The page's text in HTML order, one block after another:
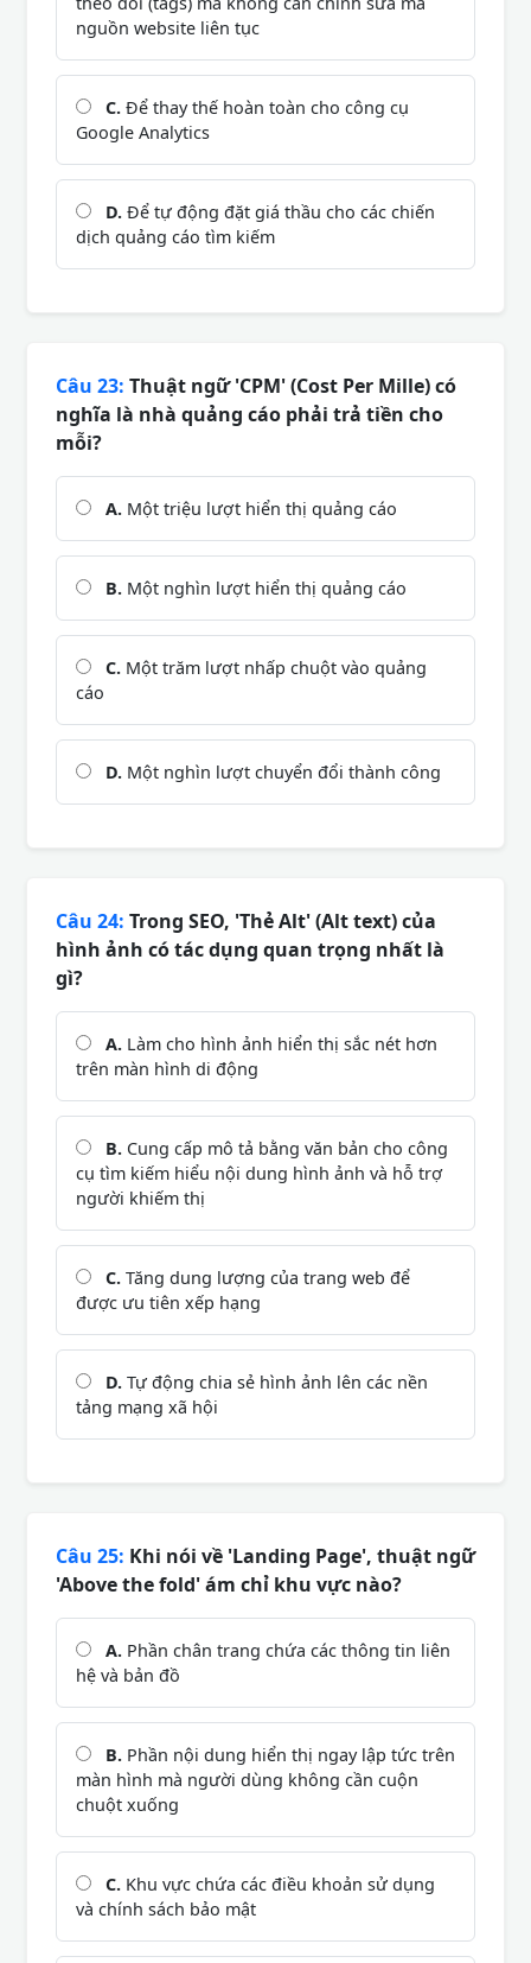
nguồn website liên tục
C. Để thay thế hoàn toàn cho công cụ
Google Analytics
D. Để tự động đặt giá thầu cho các chiến
dịch quảng cáo tìm kiếm
Câu 23: Thuật ngữ 'CPM' (Cost Per Mille) có
nghĩa là nhà quảng cáo phải trả tiền cho
mỗi?
A. Một triệu lượt hiển thị quảng cáo
B. Một nghìn lượt hiển thị quảng cáo
C. Một trăm lượt nhấp chuột vào quảng
cáo
D. Một nghìn lượt chuyển đổi thành công
Câu 24: Trong SEO, 'Thẻ Alt' (Alt text) của
hình ảnh có tác dụng quan trọng nhất là
gì?
A. Làm cho hình ảnh hiển thị sắc nét hơn
trên màn hình di động
B. Cung cấp mô tả bằng văn bản cho công
cụ tìm kiếm hiểu nội dung hình ảnh và hỗ trợ
người khiếm thị
C. Tăng dung lượng của trang web để
được ưu tiên xếp hạng
D. Tự động chia sẻ hình ảnh lên các nền
tảng mạng xã hội
Câu 25: Khi nói về 'Landing Page', thuật ngữ
'Above the fold' ám chỉ khu vực nào?
A. Phần chân trang chứa các thông tin liên
hệ và bản đồ
B. Phần nội dung hiển thị ngay lập tức trên
màn hình mà người dùng không cần cuộn
chuột xuống
C. Khu vực chứa các điều khoản sử dụng
và chính sách bảo mật